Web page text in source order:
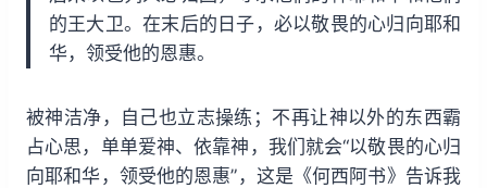
的王大卫。在末后的日子，必以敬畏的心归向耶和
华，领受他的恩惠。
被神洁净，自己也立志操练；不再让神以外的东西霸
占心思，单单爱神、依靠神，我们就会“以敬畏的心归
向耶和华，领受他的恩惠”，这是《何西阿书》告诉我